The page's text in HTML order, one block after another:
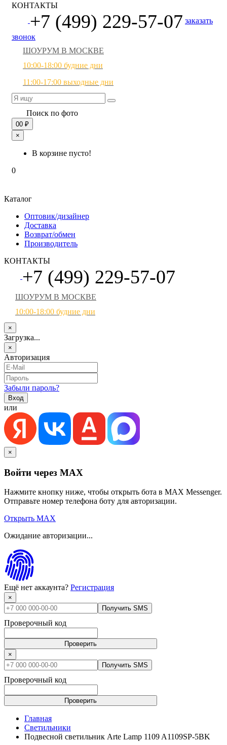
КОНТАКТЫ
+7 (499) 229-57-07 заказать
звонок
ШОУРУМ В МОСКВЕ
10:00-18:00 будние дни
11:00-17:00 выходные дни
Поиск по фото
00 ₽
×
В корзине пусто!
0
Каталог
Оптовик/дизайнер
Доставка
Возврат/обмен
Производитель
КОНТАКТЫ
+7 (499) 229-57-07
ШОУРУМ В МОСКВЕ
10:00-18:00 будние дни
×
Загрузка...
×
Авторизация
Забыли пароль?
или
×
Войти через MAX
Нажмите кнопку ниже, чтобы открыть бота в MAX Messenger.
Отправьте номер телефона боту для авторизации.
Открыть MAX
Ожидание авторизации...
Ещё нет аккаунта? Регистрация
×
Получить SMS
Проверочный код
Проверить
×
Получить SMS
Проверочный код
Проверить
Главная
Светильники
Подвесной светильник Arte Lamp 1109 A1109SP-5BK